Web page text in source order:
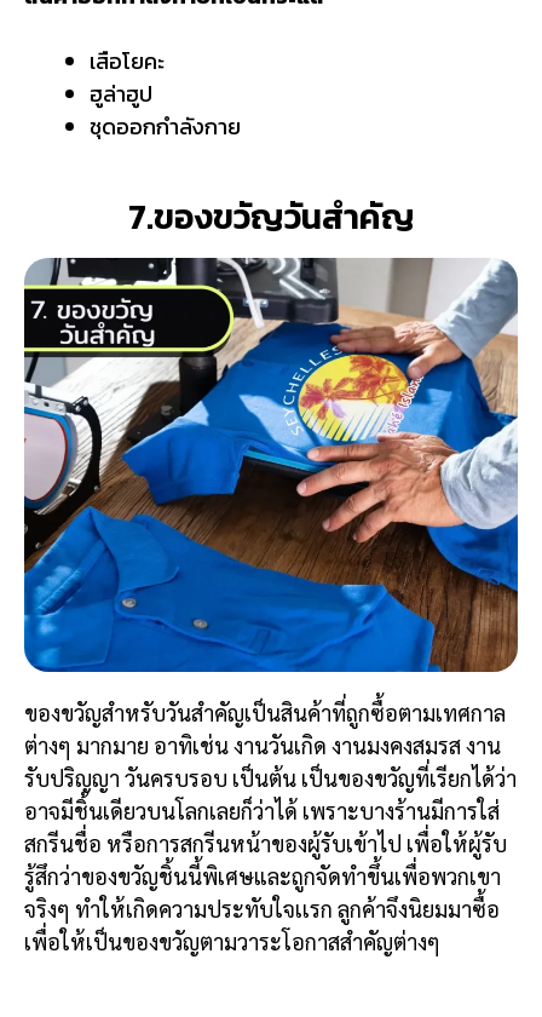
เสือโยคะ
ฮูล่าฮูป
ชุดออกกําลังกาย
7.ของขวัญวันสำคัญ
ของขวัญสำหรับวันสำคัญเป็นสินค้าที่ถูกซื้อตามเทศกาล
ต่างๆ มากมาย อาทิเช่น งานวันเกิด งานมงคงสมรส งาน
รับปริญญา วันครบรอบ เป็นต้น เป็นของขวัญที่เรียกได้ว่า
อาจมีชิ้นเดียวบนโลกเลยก็ว่าได้ เพราะบางร้านมีการใส่
สกรีนชื่อ หรือการสกรีนหน้าของผู้รับเข้าไป เพื่อให้ผู้รับ
รู้สึกว่าของขวัญชิ้นนี้พิเศษและถูกจัดทำขึ้นเพื่อพวกเขา
จริงๆ ทำให้เกิดความประทับใจเเรก ลูกค้าจึงนิยมมาซื้อ
เพื่อให้เป็นของขวัญตามวาระโอกาสสำคัญต่างๆ